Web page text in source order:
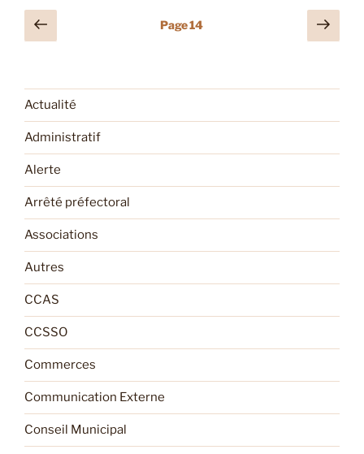
Pagination
des
Page
précédente
Page14
Page
Actualité
Administratif
Alerte
Arrêté préfectoral
Associations
Autres
CCAS
CCSSO
Commerces
Communication Externe
Conseil Municipal